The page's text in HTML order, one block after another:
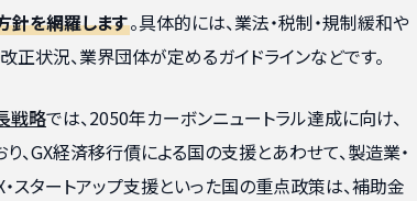
針を網羅します。具体的には、業法・税制・規制緩和や
状況、業界団体が定めるガイドラインなどです。
戦略では、2050年カーボンニュートラル達成に向け、
GX経済移行債による国の支援とあわせて、製造業・
スタートアップ支援といった国の重点政策は、補助金